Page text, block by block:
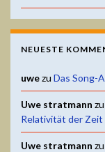
NEUESTE
uwezu Das Song-
Uwe stratmann zu
Relativität der Zeit
Uwe stratmann zu